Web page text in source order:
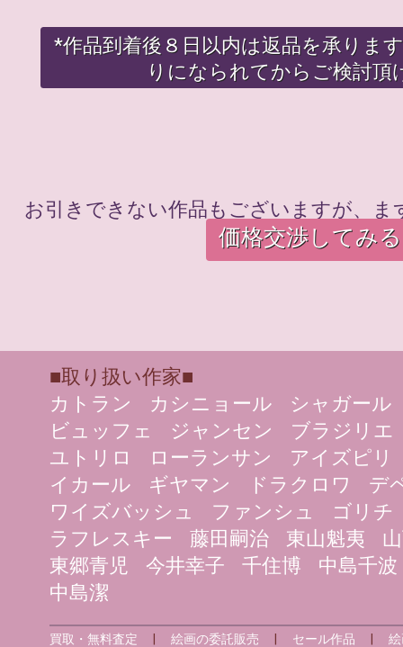
*作品到着後８日以内は返品を承りま
りになられてからご検討頂
お引きできない作品もございますが、
価格交渉してみる
■取り扱い作家■
カトラン
カシニョール
シャガール
ビュッフェ
ジャンセン
ブラジリエ
ユトリロ
ローランサン
アイズピリ
イカール
ギヤマン ドラクロワ
デ
ワイズバッシュ
ファンシュ
ゴリチ
ラフレスキー
藤田嗣治 東山魁夷
東郷青児
今井幸子 千住博
中島千波
中島潔
買取・無料査定 |絵画の委託販売 セール作品 |